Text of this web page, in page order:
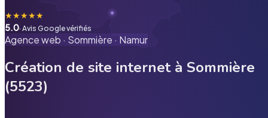
★★★★★
5.0· Avis Google vérifiés
Agence web · Sommière · Namur
Création de site internet à Sommière
(5523)